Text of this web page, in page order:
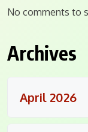
No comments to
Archives
April 2026